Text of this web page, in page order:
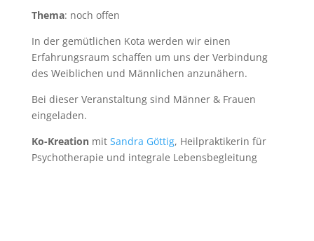
Thema: noch offen
In der gemütlichen Kota werden wir einen
Erfahrungsraum schaffen um uns der Verbindung
des Weiblichen und Männlichen anzunähern.
Bei dieser Veranstaltung sind Männer & Frauen
eingeladen.
Ko-Kreationmit Sandra Göttig, Heilpraktikerin für
Psychotherapie und integrale Lebensbegleitung